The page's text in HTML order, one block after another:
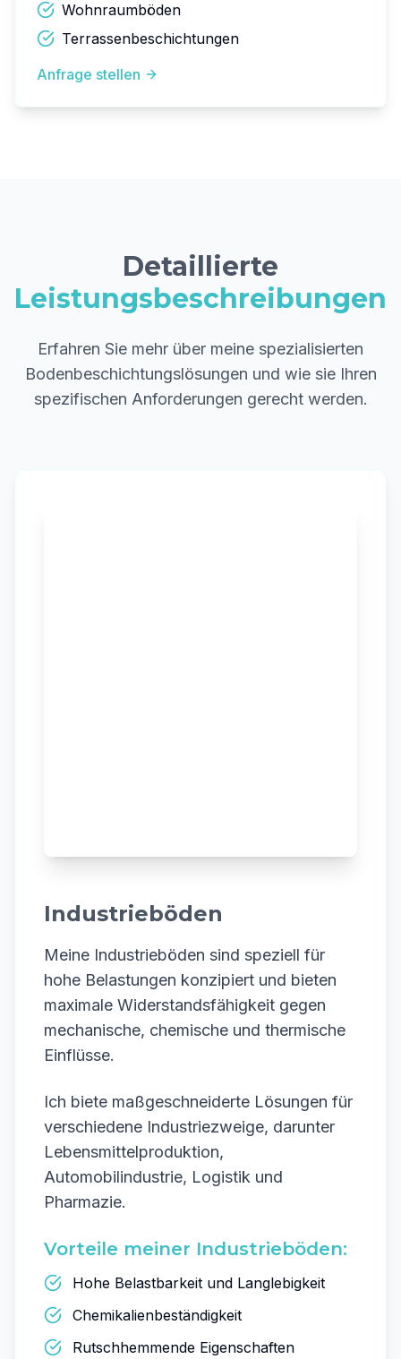
Wohnraumböden
Terrassenbeschichtungen
Anfrage stellen
Detaillierte
Leistungsbeschreibungen
Erfahren Sie mehr über meine spezialisierten
Bodenbeschichtungslösungen und wie sie Ihren
spezifischen Anforderungen gerecht werden.
Industrieböden
Meine Industrieböden sind speziell für
hohe Belastungen konzipiert und bieten
maximale Widerstandsfähigkeit gegen
mechanische, chemische und thermische
Einflüsse.
Ich biete maßgeschneiderte Lösungen für
verschiedene Industriezweige, darunter
Lebensmittelproduktion,
Automobilindustrie, Logistik und
Pharmazie.
Vorteile meiner Industrieböden:
Hohe Belastbarkeit und Langlebigkeit
Chemikalienbeständigkeit
Rutschhemmende Eigenschaften